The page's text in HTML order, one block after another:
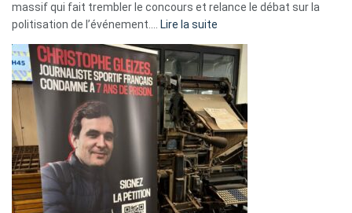
massif qui fait trembler le concours et relance le débat sur la
politisation de l’événement.… Lire la suite
Eurovision
2026
:
Pays-
Bas,
Espagne,
Irlande
et
Slovénie